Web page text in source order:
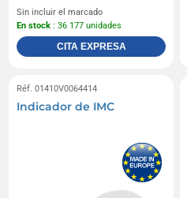
Sin incluir el marcado
En stock : 36 177 unidades
CITA EXPRESA
Réf. 01410V0064414
Indicador de IMC